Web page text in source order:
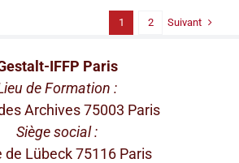
1 2 Suivant
IFFP Paris
de Formation :
Archives 75003 Paris
Siège social :
de Lübeck 75116 Paris